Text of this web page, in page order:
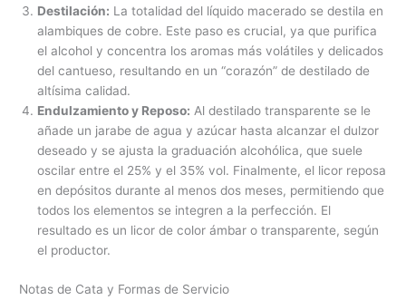
Destilación: La totalidad del líquido macerado se destila en
alambiques de cobre. Este paso es crucial, ya que purifica
el alcohol y concentra los aromas más volátiles y delicados
del cantueso, resultando en un “corazón” de destilado de
altísima calidad.
Endulzamiento y Reposo: Al destilado transparente se le
añade un jarabe de agua y azúcar hasta alcanzar el dulzor
deseado y se ajusta la graduación alcohólica, que suele
oscilar entre el 25% y el 35% vol. Finalmente, el licor reposa
en depósitos durante al menos dos meses, permitiendo que
todos los elementos se integren a la perfección. El
resultado es un licor de color ámbar o transparente, según
el productor.
Notas de Cata y Formas de Servicio